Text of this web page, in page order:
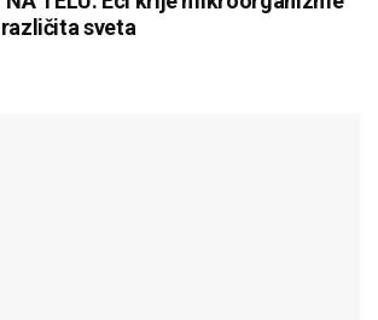
sveta